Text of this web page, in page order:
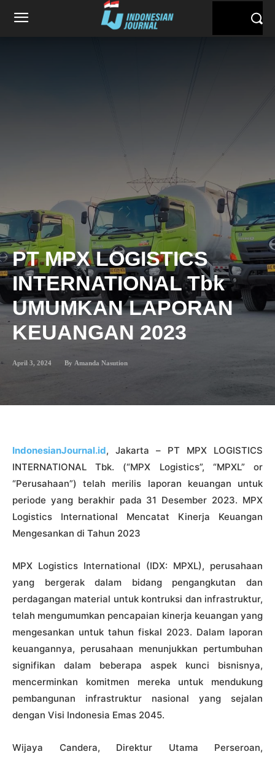
PT MPX LOGISTICS
INTERNATIONAL Tbk
UMUMKAN LAPORAN
KEUANGAN 2023
April 3, 2024 By Amanda Nasution
IndonesianJournal.id, Jakarta – PT MPX LOGISTICS
INTERNATIONAL Tbk. (“MPX Logistics”, “MPXL” or
“Perusahaan”) telah merilis laporan keuangan untuk
periode yang berakhir pada 31 Desember 2023. MPX
Logistics International Mencatat Kinerja Keuangan
Mengesankan di Tahun 2023
MPX Logistics International (IDX: MPXL), perusahaan
yang bergerak dalam bidang pengangkutan dan
perdagangan material untuk kontruksi dan infrastruktur,
telah mengumumkan pencapaian kinerja keuangan yang
mengesankan untuk tahun fiskal 2023. Dalam laporan
keuangannya, perusahaan menunjukkan pertumbuhan
signifikan dalam beberapa aspek kunci bisnisnya,
mencerminkan komitmen mereka untuk mendukung
pembangunan infrastruktur nasional yang sejalan
dengan Visi Indonesia Emas 2045.
Wijaya Candera, Direktur Utama Perseroan,